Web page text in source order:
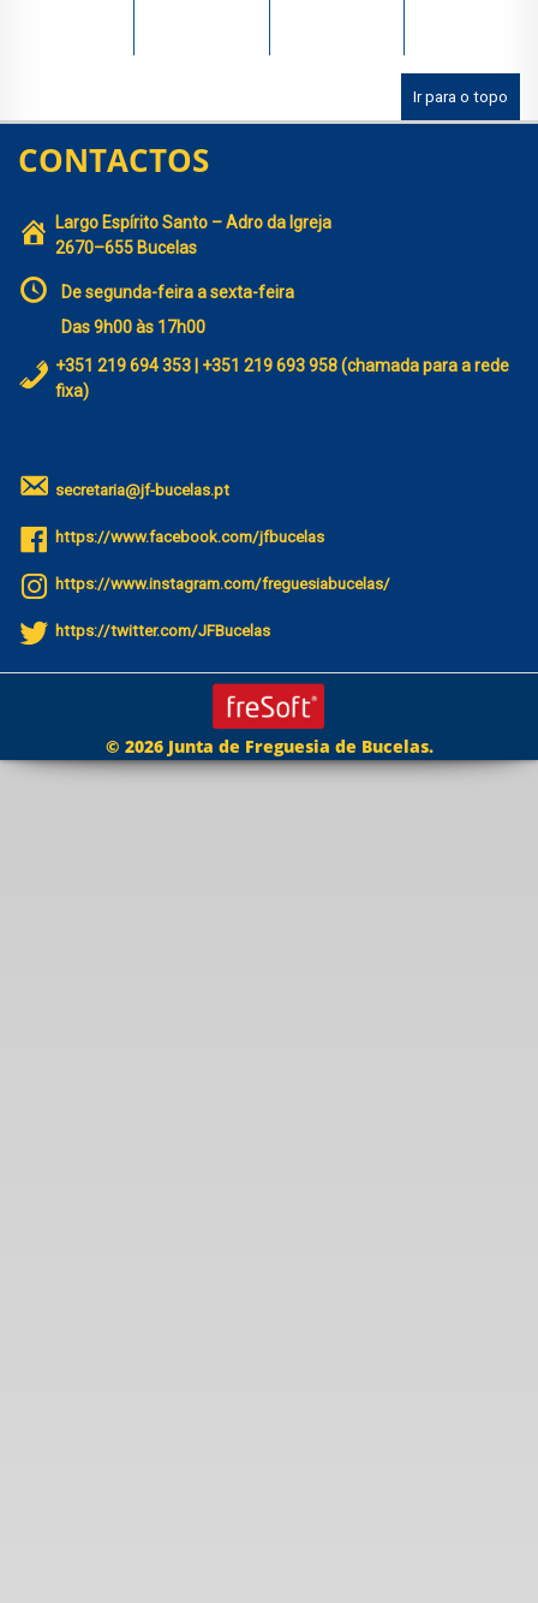
Ir para o topo
CONTACTOS
Largo Espírito Santo – Adro da Igreja
2670–655 Bucelas
De segunda-feira a sexta-feira
Das 9h00 às 17h00
+351 219 694 353 | +351 219 693 958 (chamada para a rede
fixa)
secretaria@jf-bucelas.pt
https://www.facebook.com/jfbucelas
https://www.instagram.com/freguesiabucelas/
https://twitter.com/JFBucelas
© 2026 Junta de Freguesia de Bucelas.